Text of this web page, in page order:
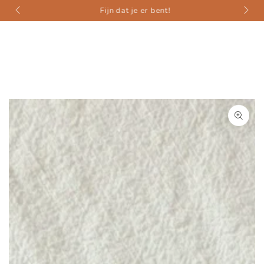
ZUM INHALT
SPRINGEN
Fijn dat je er bent!
PRODUKTINFORMATIONEN